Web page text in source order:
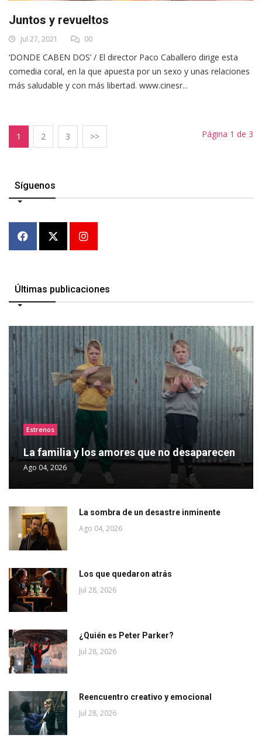
Juntos y revueltos
Jul 27, 2021 00
‘DONDE CABEN DOS’ / El director Paco Caballero dirige esta
comedia coral, en la que apuesta por un sexo y unas relaciones
más saludable y con más libertad. www.cinesr...
1 2 3 >> Página 1 de 3
Síguenos
Últimas publicaciones
Estrenos
La familia y los amores que no desaparecen
Ago 04, 2026
La sombra de un desastre inminente
Ago 04, 2026
Los que quedaron atrás
Jul 28, 2026
¿Quién es Peter Parker?
Jul 28, 2026
Reencuentro creativo y emocional
Jul 28, 2026